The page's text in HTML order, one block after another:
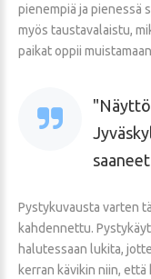
pienempiä ja pienessä
myös taustavalaistu,
paikat oppii
Pystykuvausta varten
kahdennettu.
halutessaan lukita,
kerran kävikin niin,